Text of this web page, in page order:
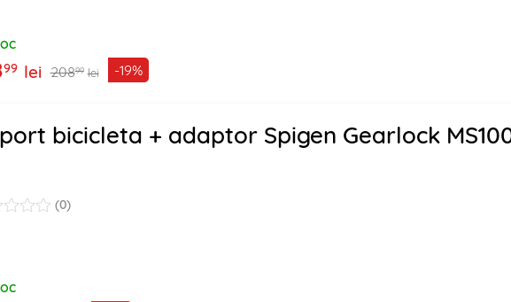
99 lei 20899 lei -19%
bicicleta + adaptor Spigen Gearlock
(0)